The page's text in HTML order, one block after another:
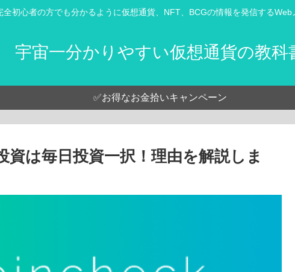
全初心者の方でも分かるように仮想通貨、NFT、BCGの情報を発信するWeb
宇宙一分かりやすい仮想通貨の教科
✅お得なお金拾いキャンペーン
は毎日投資一択！理由を解説しま